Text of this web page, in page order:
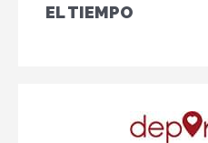
EL TIEMPO